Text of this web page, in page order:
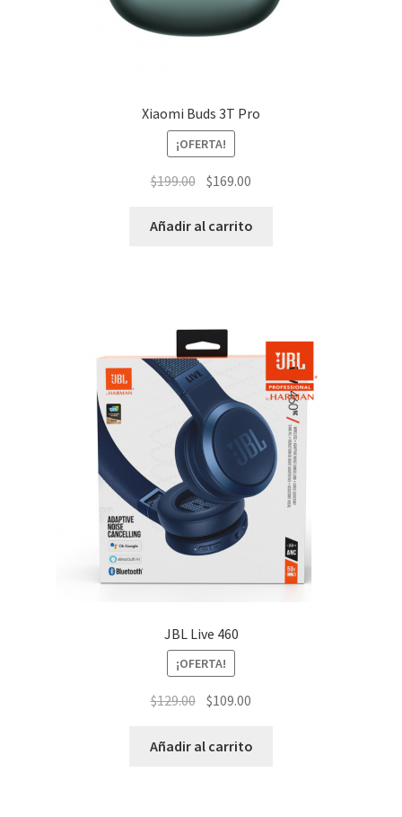
Xiaomi Buds 3T Pro
¡OFERTA!
$199.00 El
original
$169.00
actual
Añadir al carrito
JBL Live 460
¡OFERTA!
$129.00 El
original
$109.00
actual
Añadir al carrito